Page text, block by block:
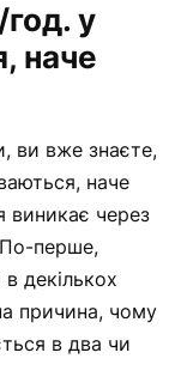
у
наче
ви вже знаєте,
наче
виникає через
По-перше,
декількох
причина, чому
в два чи